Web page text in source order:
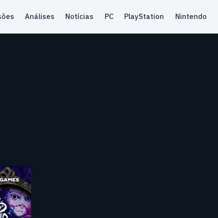
Análises Notícias PC PlayStation Nintendo